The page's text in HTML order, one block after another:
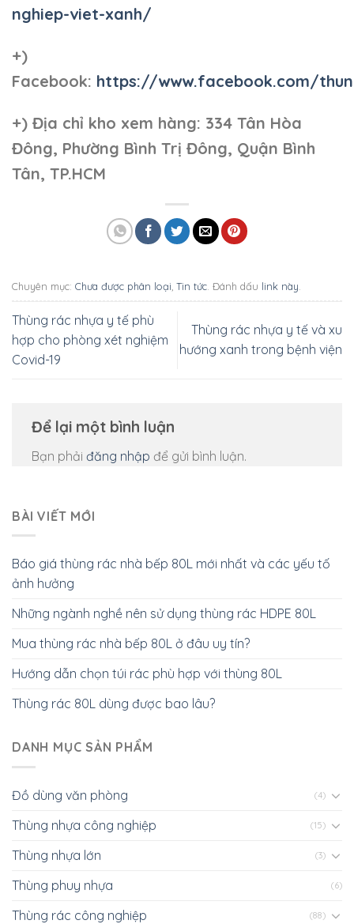
nghiep-viet-xanh/
+)
Facebook: https://www.facebook.com/
+) Địa chỉ kho xem hàng: 334 Tân Hòa
Đông, Phường Bình Trị Đông, Quận Bình
Tân, TP.HCM
Chuyên mục: Chưa được phân loại Tin tức . Đánh dấu link này
Thùng rác nhựa y tế phù
hợp cho phòng xét nghiệm
Covid-19
Thùng rác nhựa y tế và xu
hướng xanh trong bệnh viện
Để lại một bình luận
Bạn phải đăng nhập để gửi bình luận.
BÀI VIẾT MỚI
Báo giá thùng rác nhà bếp 80L mới nhất và các yếu tố
ảnh hưởng
Những ngành nghề nên sử dụng thùng rác HDPE 80L
Mua thùng rác nhà bếp 80L ở đâu uy tín?
Hướng dẫn chọn túi rác phù hợp với thùng 80L
Thùng rác 80L dùng được bao lâu?
DANH MỤC SẢN PHẨM
Đồ dùng văn phòng (4)
Thùng nhựa công nghiệp (15)
Thùng nhựa lớn (3)
Thùng phuy nhựa (6)
Thùng rác công nghiệp (88)